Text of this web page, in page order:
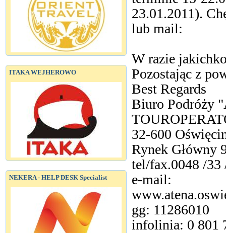
ITAKA WEJHEROWO
NEKERA - HELP DESK Specialist
23.01.2011).
lub mail:
W razie
Pozostając z
Best Regards
Biuro Podróży
32-600
Rynek Główny
tel/fax.0048 /33
e-mail:
gg: 11286010
infolinia: 0 801